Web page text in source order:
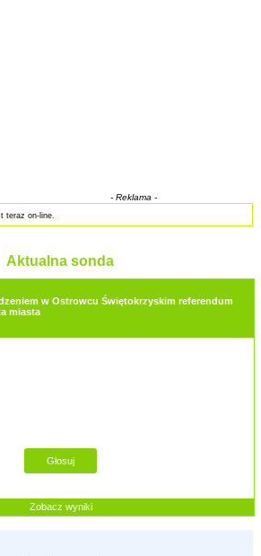
- Reklama -
teraz on-line.
Aktualna sonda
w Ostrowcu Świętokrzyskim referendum
miasta
Zobacz wyniki